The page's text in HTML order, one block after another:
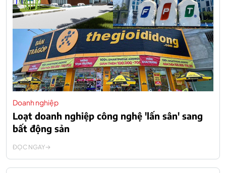
Doanh nghiệp
Loạt doanh nghiệp công nghệ 'lấn sân' sang
bất động sản
ĐỌC NGAY